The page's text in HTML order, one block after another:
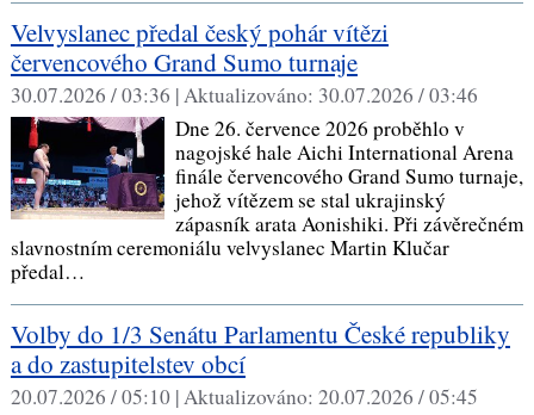
Velvyslanec předal český pohár vítězi
červencového Grand Sumo turnaje
30.07.2026 / 03:36 |Aktualizováno: 30.07.2026 / 03:46
Dne 26. července 2026 proběhlo v
nagojské hale Aichi International Arena
finále červencového Grand Sumo turnaje,
jehož vítězem se stal ukrajinský
zápasník arata Aonishiki. Při závěrečném
slavnostním ceremoniálu velvyslanec Martin Klučar
předal…
Volby do 1/3 Senátu Parlamentu České republiky
a do zastupitelstev obcí
20.07.2026 / 05:10 |Aktualizováno: 20.07.2026 / 05:45